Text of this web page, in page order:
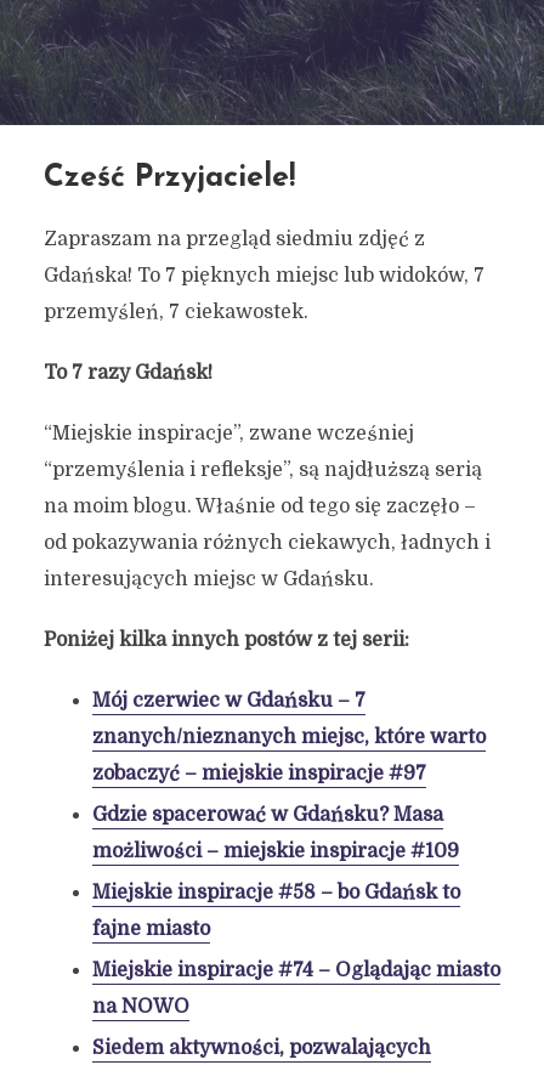
Cześć Przyjaciele!
Zapraszam na przegląd siedmiu zdjęć z
Gdańska! To 7 pięknych miejsc lub widoków, 7
przemyśleń, 7 ciekawostek.
To 7 razy Gdańsk!
“Miejskie inspiracje”, zwane wcześniej
“przemyślenia i refleksje”, są najdłuższą serią
na moim blogu. Właśnie od tego się zaczęło –
od pokazywania różnych ciekawych, ładnych i
interesujących miejsc w Gdańsku.
Poniżej kilka innych postów z tej serii:
Mój czerwiec w Gdańsku – 7
znanych/nieznanych miejsc, które warto
zobaczyć – miejskie inspiracje #97
Gdzie spacerować w Gdańsku? Masa
możliwości – miejskie inspiracje #109
Miejskie inspiracje #58 – bo Gdańsk to
fajne miasto
Miejskie inspiracje #74 – Oglądając miasto
na NOWO
Siedem aktywności, pozwalających